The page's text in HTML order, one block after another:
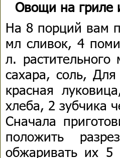
Овощи на гриле
На 8 порций вам
мл сливок, 4
л.
сахара, соль,
красная
хлеба, 2 зубчика
Сначала
положить
обжаривать их